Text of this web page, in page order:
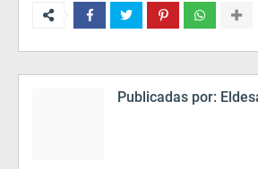
Publicadas por: